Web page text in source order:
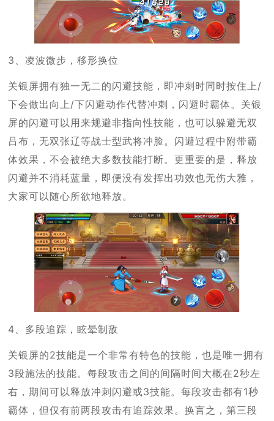
3、凌波微步，移形换位
关银屏拥有独一无二的闪避技能，即冲刺时同时按住上/
下会做出向上/下闪避动作代替冲刺，闪避时霸体。关银
屏的闪避可以用来规避非指向性技能，也可以躲避无双
吕布，无双张辽等战士型武将冲脸。闪避过程中附带霸
体效果，不会被绝大多数技能打断。更重要的是，释放
闪避并不消耗蓝量，即便没有发挥出功效也无伤大雅，
大家可以随心所欲地释放。
4、多段追踪，眩晕制敌
关银屏的2技能是一个非常有特色的技能，也是唯一拥有
3段施法的技能。每段攻击之间的间隔时间大概在2秒左
右，期间可以释放冲刺闪避或3技能。每段攻击都有1秒
霸体，但仅有前两段攻击有追踪效果。换言之，第三段